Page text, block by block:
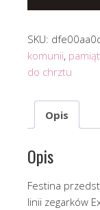
SKU:
komunii,
do chrztu
Opis
Opis
Festina
linii zegarków